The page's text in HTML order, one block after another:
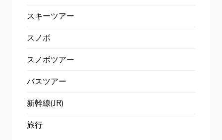
スキーツアー
スノボ
スノボツアー
バスツアー
新幹線(JR)
旅行